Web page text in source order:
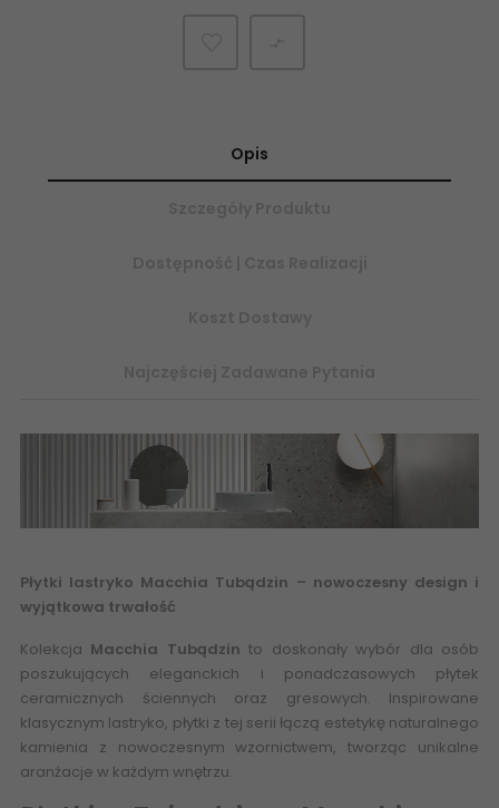
Opis
Płytki lastryko Macchia Tubądzin – nowoczesny design i
wyjątkowa trwałość
Kolekcja Macchia Tubądzin to doskonały wybór dla osób
poszukujących eleganckich i ponadczasowych płytek
ceramicznych ściennych oraz gresowych. Inspirowane
klasycznym lastryko, płytki z tej serii łączą estetykę naturalnego
kamienia z nowoczesnym wzornictwem, tworząc unikalne
aranżacje w każdym wnętrzu.